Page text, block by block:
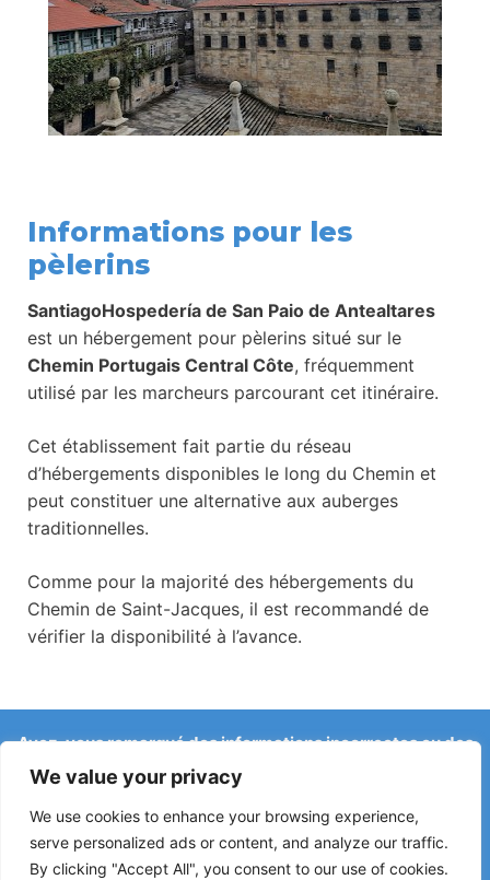
We value your privacy
We use cookies to enhance your browsing experience,
serve personalized ads or content, and analyze our traffic.
By clicking "Accept All", you consent to our use of cookies.
Informations pour les
pèlerins
SantiagoHospedería de San Paio de Antealtares
est un hébergement pour pèlerins situé sur le
Chemin Portugais Central Côte, fréquemment
utilisé par les marcheurs parcourant cet itinéraire.
Cet établissement fait partie du réseau
d’hébergements disponibles le long du Chemin et
peut constituer une alternative aux auberges
traditionnelles.
Comme pour la majorité des hébergements du
Chemin de Saint-Jacques, il est recommandé de
vérifier la disponibilité à l’avance.
Avez-vous remarqué des informations incorrectes ou des
changements récents sur le Camino ?
Les signalements concernant des auberges fermées, des
inondations, des déviations, des travaux ou d’autres
changements aident à maintenir le guide à jour.